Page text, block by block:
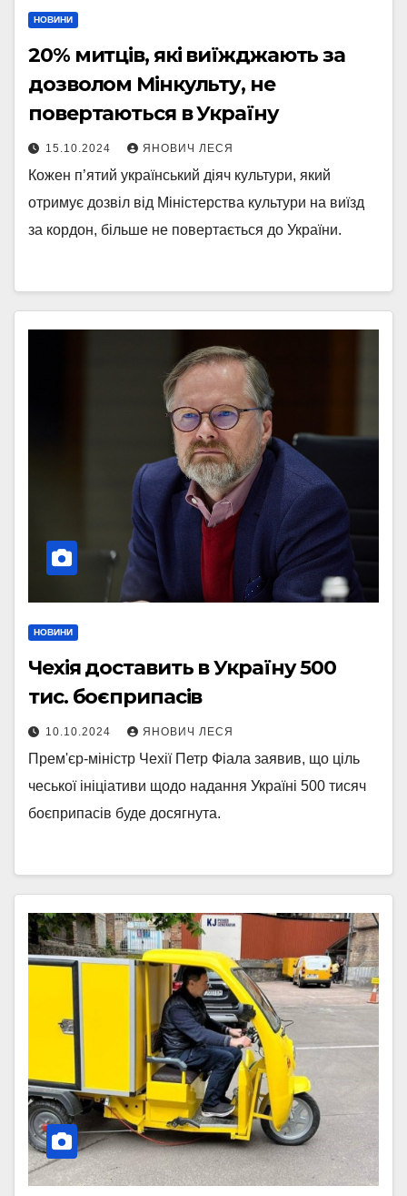
НОВИНИ
20% митців, які виїжджають за
дозволом Мінкульту, не
повертаються в Україну
15.10.2024 ЯНОВИЧ ЛЕСЯ
Кожен п’ятий український діяч культури, який
отримує дозвіл від Міністерства культури на виїзд
за кордон, більше не повертається до України.
НОВИНИ
Чехія доставить в Україну 500
тис. боєприпасів
10.10.2024 ЯНОВИЧ ЛЕСЯ
Прем'єр-міністр Чехії Петр Фіала заявив, що ціль
чеської ініціативи щодо надання Україні 500 тисяч
боєприпасів буде досягнута.